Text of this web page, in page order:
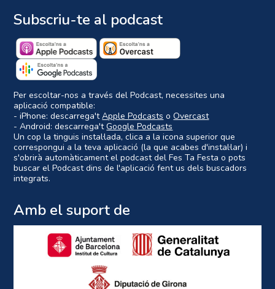
Subscriu-te al podcast
Per escoltar-nos a través del Podcast, necessites una
aplicació compatible:
- iPhone: descarrega'tApple Podcasts oOvercast
- Android: descarrega'tGoogle Podcasts
Un cop la tinguis instal·lada, clica a la icona superior que
correspongui a la teva aplicació (la que acabes d'instal·lar) i
s'obrirà automàticament el podcast del Fes Ta Festa o pots
buscar el Podcast dins de l'aplicació fent us dels buscadors
integrats.
Amb el suport de